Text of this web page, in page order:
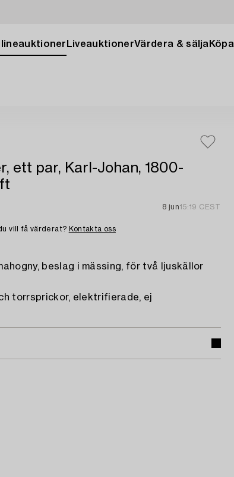
LiveauktionerVärdera & sälja Köpa
ett par, Karl-Johan, 1800-
8 jun15:19 CEST
vill få värderat? Kontakta oss
beslag i mässing, för två ljuskällor
torrsprickor, elektrifierade, ej